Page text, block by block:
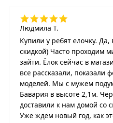
Людмила Т.
Купили у ребят елочку. Да,
скидкой) Часто проходим
зайти. Ёлок сейчас в
все рассказали, показали
моделей. Мы с мужем
Бавария в высоте 2,1м.
доставили к нам домой со
Уже ждем новый год, как